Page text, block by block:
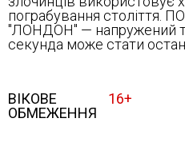
пограбування століття.
"ЛОНДОН" — напружений
секунда може стати
ВІКОВЕ
ОБМЕЖЕННЯ
16+